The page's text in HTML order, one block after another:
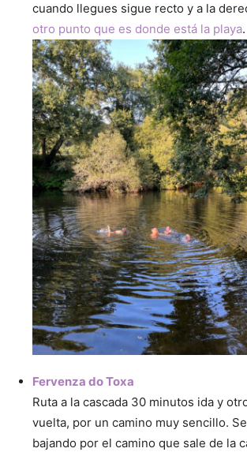
cuando llegues sigue recto y a la
otro punto que es donde está la playa.
Fervenza do Toxa
Ruta a la cascada 30 minutos ida y
vuelta, por un camino muy sencillo.
bajando por el camino que sale de la